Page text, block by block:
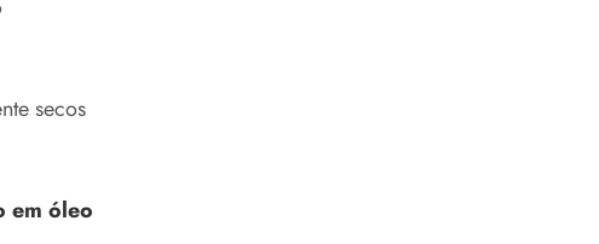
secos
em óleo